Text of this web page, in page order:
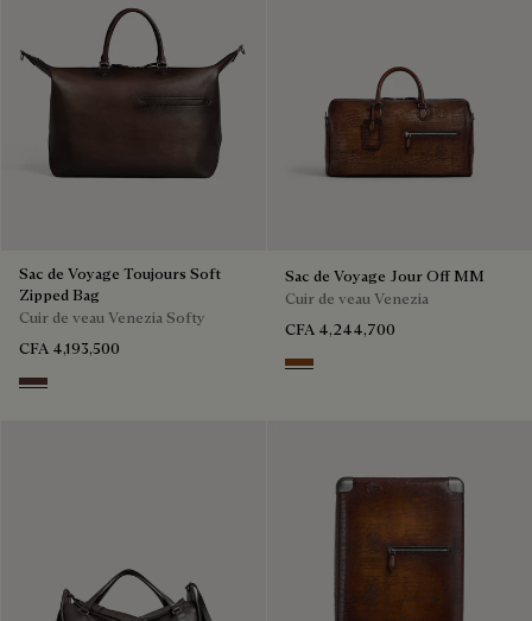
Sac de Voyage Toujours Soft
Zipped Bag
Cuir de veau Venezia Softy
CFA 4,193,500
Soft Brown
Sac de Voyage Jour Off MM
Cuir de veau Venezia
CFA 4,244,700
Cacao Intenso